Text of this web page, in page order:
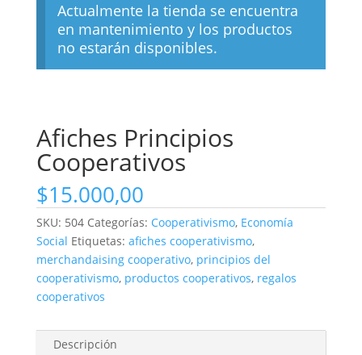
Actualmente la tienda se encuentra
en mantenimiento y los productos
no estarán disponibles.
Afiches Principios
Cooperativos
$15.000,00
SKU: 504 Categorías: Cooperativismo, Economía
Social Etiquetas: afiches cooperativismo,
merchandaising cooperativo, principios del
cooperativismo, productos cooperativos, regalos
cooperativos
Descripción